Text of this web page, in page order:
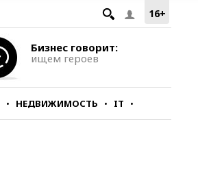
16+
Бизнес говорит:
ищем героев
НЕДВИЖИМОСТЬ IT